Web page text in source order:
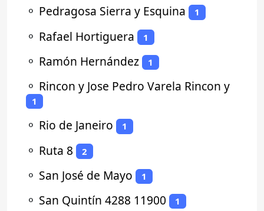
⚬ Pedragosa Sierra y Esquina 1
⚬ Rafael Hortiguera 1
⚬ Ramón Hernández 1
⚬ Rincon y Jose Pedro Varela Rincon y
1
⚬ Rio de Janeiro 1
⚬ Ruta 8 2
⚬ San José de Mayo 1
⚬ San Quintín 4288 11900 1